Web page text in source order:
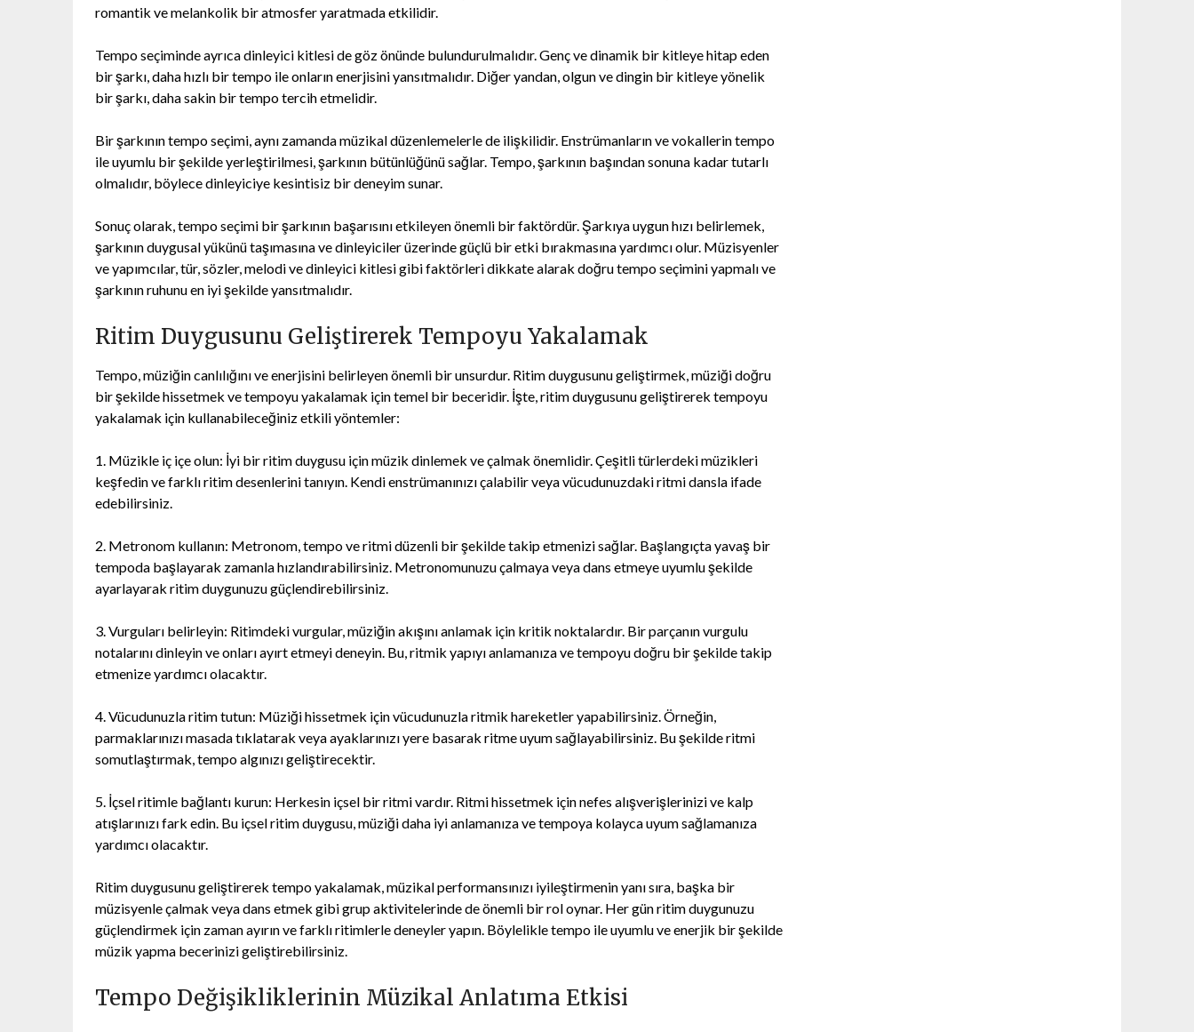
romantik ve melankolik bir atmosfer yaratmada etkilidir.
Tempo seçiminde ayrıca dinleyici kitlesi de göz önünde bulundurulmalıdır. Genç ve dinamik bir kitleye hitap eden
bir şarkı, daha hızlı bir tempo ile onların enerjisini yansıtmalıdır. Diğer yandan, olgun ve dingin bir kitleye yönelik
bir şarkı, daha sakin bir tempo tercih etmelidir.
Bir şarkının tempo seçimi, aynı zamanda müzikal düzenlemelerle de ilişkilidir. Enstrümanların ve vokallerin tempo
ile uyumlu bir şekilde yerleştirilmesi, şarkının bütünlüğünü sağlar. Tempo, şarkının başından sonuna kadar tutarlı
olmalıdır, böylece dinleyiciye kesintisiz bir deneyim sunar.
Sonuç olarak, tempo seçimi bir şarkının başarısını etkileyen önemli bir faktördür. Şarkıya uygun hızı belirlemek,
şarkının duygusal yükünü taşımasına ve dinleyiciler üzerinde güçlü bir etki bırakmasına yardımcı olur. Müzisyenler
ve yapımcılar, tür, sözler, melodi ve dinleyici kitlesi gibi faktörleri dikkate alarak doğru tempo seçimini yapmalı ve
şarkının ruhunu en iyi şekilde yansıtmalıdır.
Ritim Duygusunu Geliştirerek Tempoyu Yakalamak
Tempo, müziğin canlılığını ve enerjisini belirleyen önemli bir unsurdur. Ritim duygusunu geliştirmek, müziği doğru
bir şekilde hissetmek ve tempoyu yakalamak için temel bir beceridir. İşte, ritim duygusunu geliştirerek tempoyu
yakalamak için kullanabileceğiniz etkili yöntemler:
1. Müzikle iç içe olun: İyi bir ritim duygusu için müzik dinlemek ve çalmak önemlidir. Çeşitli türlerdeki müzikleri
keşfedin ve farklı ritim desenlerini tanıyın. Kendi enstrümanınızı çalabilir veya vücudunuzdaki ritmi dansla ifade
edebilirsiniz.
2. Metronom kullanın: Metronom, tempo ve ritmi düzenli bir şekilde takip etmenizi sağlar. Başlangıçta yavaş bir
tempoda başlayarak zamanla hızlandırabilirsiniz. Metronomunuzu çalmaya veya dans etmeye uyumlu şekilde
ayarlayarak ritim duygunuzu güçlendirebilirsiniz.
3. Vurguları belirleyin: Ritimdeki vurgular, müziğin akışını anlamak için kritik noktalardır. Bir parçanın vurgulu
notalarını dinleyin ve onları ayırt etmeyi deneyin. Bu, ritmik yapıyı anlamanıza ve tempoyu doğru bir şekilde takip
etmenize yardımcı olacaktır.
4. Vücudunuzla ritim tutun: Müziği hissetmek için vücudunuzla ritmik hareketler yapabilirsiniz. Örneğin,
parmaklarınızı masada tıklatarak veya ayaklarınızı yere basarak ritme uyum sağlayabilirsiniz. Bu şekilde ritmi
somutlaştırmak, tempo algınızı geliştirecektir.
5. İçsel ritimle bağlantı kurun: Herkesin içsel bir ritmi vardır. Ritmi hissetmek için nefes alışverişlerinizi ve kalp
atışlarınızı fark edin. Bu içsel ritim duygusu, müziği daha iyi anlamanıza ve tempoya kolayca uyum sağlamanıza
yardımcı olacaktır.
Ritim duygusunu geliştirerek tempo yakalamak, müzikal performansınızı iyileştirmenin yanı sıra, başka bir
müzisyenle çalmak veya dans etmek gibi grup aktivitelerinde de önemli bir rol oynar. Her gün ritim duygunuzu
güçlendirmek için zaman ayırın ve farklı ritimlerle deneyler yapın. Böylelikle tempo ile uyumlu ve enerjik bir şekilde
müzik yapma becerinizi geliştirebilirsiniz.
Tempo Değişikliklerinin Müzikal Anlatıma Etkisi